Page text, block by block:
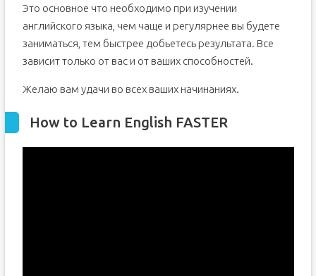
Это основное что необходимо при изучении
английского языка, чем чаще и регулярнее вы будете
заниматься, тем быстрее добьетесь результата. Все
зависит только от вас и от ваших способностей.
Желаю вам удачи во всех ваших начинаниях.
How to Learn English FASTER